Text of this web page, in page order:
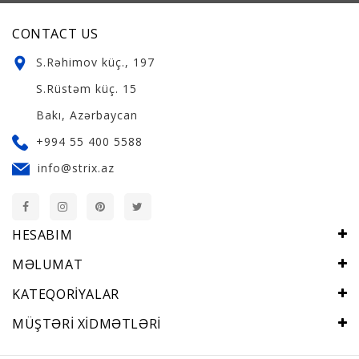
CONTACT US
S.Rəhimov küç., 197
S.Rüstəm küç. 15
Bakı, Azərbaycan
+994 55 400 5588
info@strix.az
HESABIM
MƏLUMAT
KATEQORIYALAR
MÜŞTƏRI XIDMƏTLƏRI